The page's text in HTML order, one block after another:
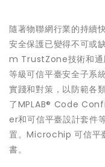
隨著物聯網行業的持續
安全保護已變得不可或
m TrustZone技術和通
等級可信平臺安全子系
實踐和對策，以防範各
了MPLAB® Code
er和可信平臺設計套件
置。Microchip 可信平
書。